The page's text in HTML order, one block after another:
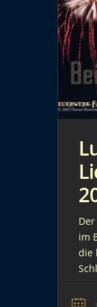
im
die